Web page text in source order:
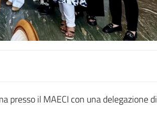
presso il MAECI con una delegazione di